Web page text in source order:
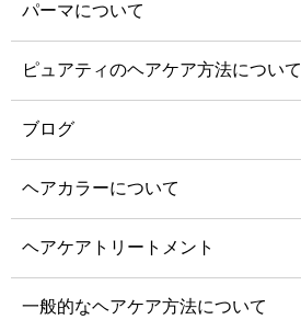
パーマについて
ピュアティのヘアケア方法について
ブログ
ヘアカラーについて
ヘアケアトリートメント
一般的なヘアケア方法について